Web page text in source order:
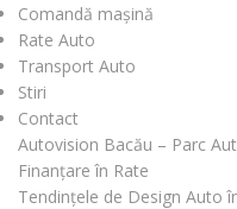
Comandă mașină
Rate Auto
Transport Auto
Stiri
Contact
Autovision Bacău – Parc
Finanțare în Rate
Tendințele de Design Auto